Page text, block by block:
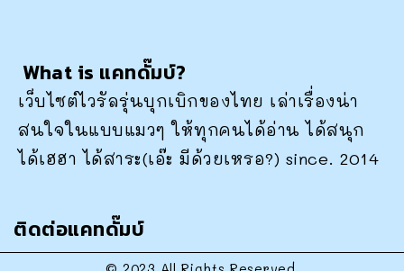
What is แคทดั๊มบ์?
เว็บไซต์ไวรัลรุ่นบุกเบิกของไทย เล่าเรื่องน่า
สนใจในแบบแมวๆ ให้ทุกคนได้อ่าน ได้สนุก
ได้เฮฮา ได้สาระ(เอ๊ะ มีด้วยเหรอ?) since. 2014
ติดต่อแคทดั๊มบ์